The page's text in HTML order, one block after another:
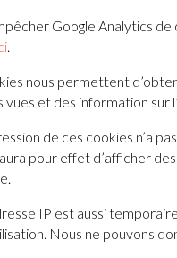
Google Analytics
.
nous permettent
vues et des information sur
de ces cookies n’a
pour effet d’afficher
IP est aussi
Nous ne pouvons